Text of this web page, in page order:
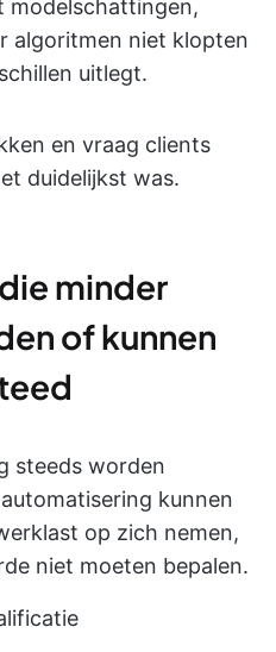
modelschattingen,
algoritmen niet klopten
uitlegt.
en vraag clients
duidelijkst was.
minder
of kunnen
steeds worden
kunnen
op zich nemen,
niet moeten bepalen.